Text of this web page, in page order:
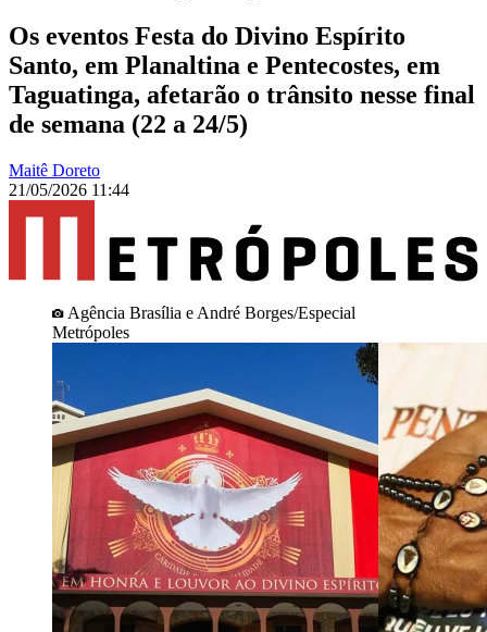
Os eventos Festa do Divino Espírito
Santo, em Planaltina e Pentecostes, em
Taguatinga, afetarão o trânsito nesse final
de semana (22 a 24/5)
Maitê Doreto
21/05/2026 11:44
Agência Brasília e André Borges/Especial
Metrópoles